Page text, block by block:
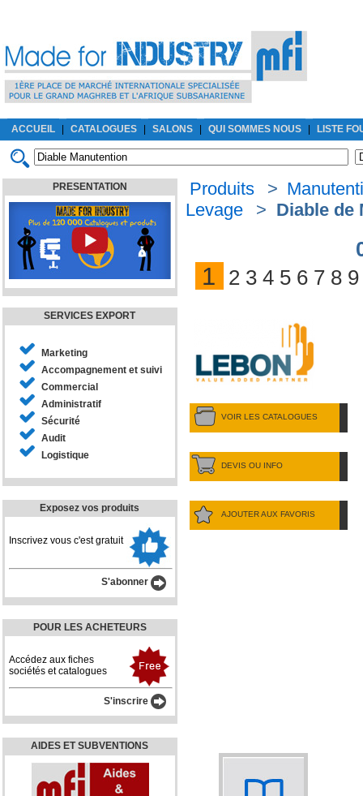
ACCUEIL CATALOGUES SALONS QUI SOMMES NOUS LISTE
PRESENTATION
SERVICES EXPORT
Marketing
Accompagnement et suivi
Commercial
Administratif
Sécurité
Audit
Logistique
Exposez vos produits
Inscrivez vous c'est gratuit
S'abonner
POUR LES ACHETEURS
Accédez aux fiches
sociétés et catalogues
S'inscrire
AIDES ET SUBVENTIONS
Produits >
Levage
> Diable de
1 2 3 4 5 6 7 8 9
VOIR LES CATALOGUES
DEVIS OU INFO
AJOUTER AUX FAVORIS